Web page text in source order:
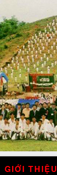
GIỚI THIỆU